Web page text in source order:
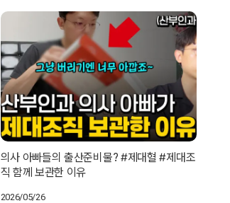
의사 아빠들의 출산준비물? #제대혈 #제대조
직 함께 보관한 이유
2026/05/26